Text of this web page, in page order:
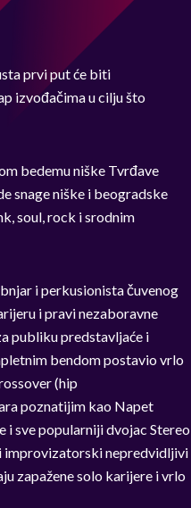
prvi put će biti
izvođačima u cilju što
bedemu niške Tvrđave
snage niške i beogradske
soul, rock i srodnim
i perkusionista čuvenog
i pravi nezaboravne
publiku predstavljaće i
bendom postavio vrlo
(hip
poznatijim kao Napet
i sve popularniji dvojac Stereo
i improvizatorski nepredvidljivi
zapažene solo karijere i vrlo